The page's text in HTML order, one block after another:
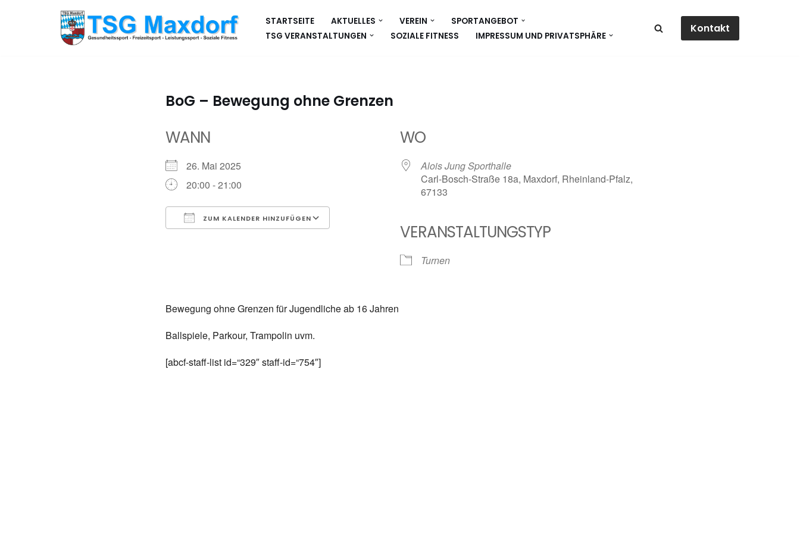
STARTSEITE AKTUELLES VEREIN
SPORTANGEBOT
TSG VERANSTALTUNGEN
SOZIALE FITNESS IMPRESSUM UND PRIVATSPHÄRE
Kontakt
BoG – Bewegung ohne Grenzen
WANN
26. Mai 2025
20:00 - 21:00
ZUM KALENDER HINZUFÜGEN
Google Kalender iCalendar
WO
Alois Jung Sporthalle
Carl-Bosch-Straße 18a, Maxdorf, Rheinland-Pfalz,
67133
VERANSTALTUNGSTYP
Turnen
Bewegung ohne Grenzen für Jugendliche ab 16 Jahren
Ballspiele, Parkour, Trampolin uvm.
[abcf-staff-list id=“329″ staff-id=“754″]